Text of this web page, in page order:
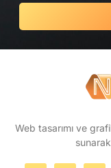
Web tasarımı ve